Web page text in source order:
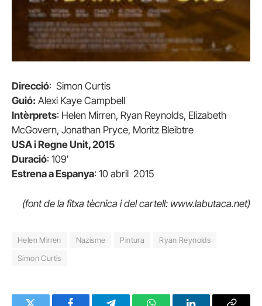
Direcció: Simon Curtis
Guió: Alexi Kaye Campbell
Intèrprets: Helen Mirren, Ryan Reynolds, Elizabeth
McGovern, Jonathan Pryce, Moritz Bleibtre
USA i Regne Unit, 2015
Duració: 109′
Estrena a Espanya: 10 abril 2015
(font de la fitxa tècnica i del cartell: www.labutaca.net)
Helen Mirren Nazisme Pintura
Ryan Reynolds
Simon Curtis